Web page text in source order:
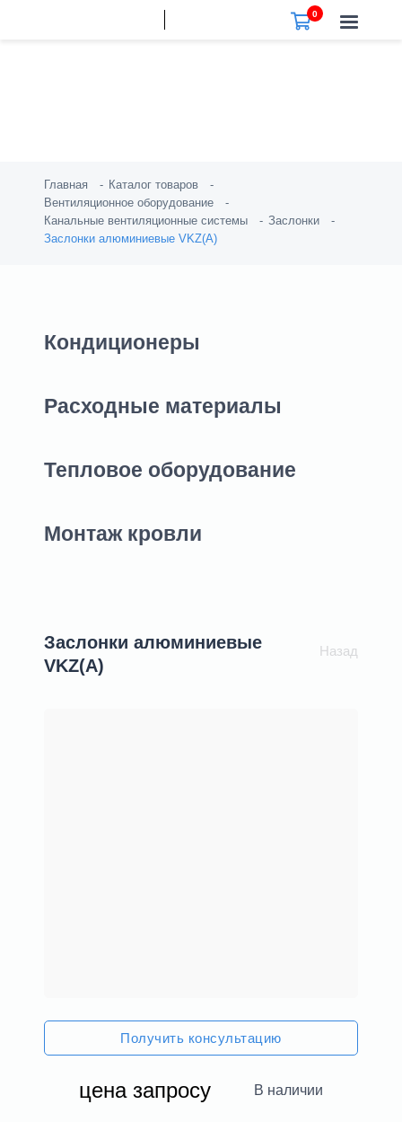
Главная
Каталог товаров
Вентиляционное оборудование
Канальные вентиляционные системы
Заслонки
Заслонки алюминиевые VKZ(A)
Кондиционеры
Расходные материалы
Тепловое оборудование
Монтаж кровли
Заслонки алюминиевые
VKZ(A)
Назад
Получить консультацию
цена запросу В наличии